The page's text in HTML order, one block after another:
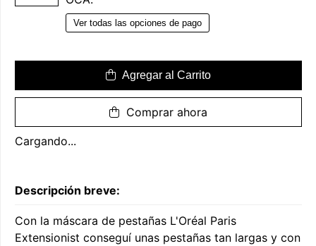
Ver todas las opciones de pago
Agregar al Carrito
Comprar ahora
Cargando...
Descripción breve:
Con la máscara de pestañas L'Oréal Paris
Extensionist conseguí unas pestañas tan largas y con